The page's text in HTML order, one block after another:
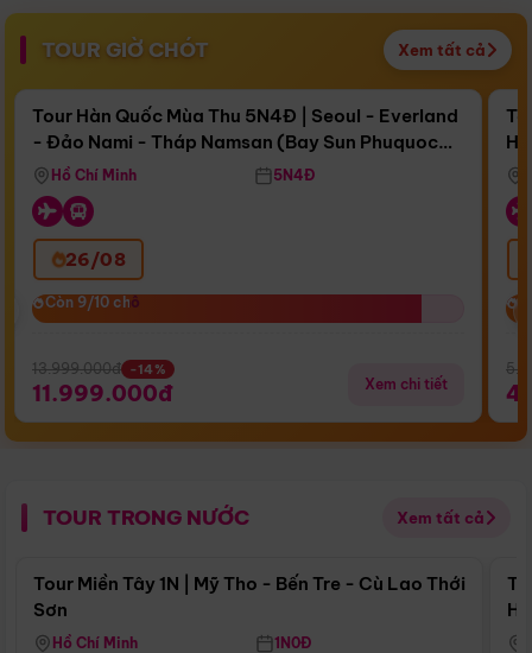
TOUR GIỜ CHÓT Xem tất cả
Còn15 ngày 04:05:14
Bay Sun Phuquoc Airways
Điểm nổi bật
Tour Hàn Quốc Mùa Thu 5N4Đ | Seoul - Everland
- Đảo Nami - Tháp Namsan (Bay Sun Phuquoc
Airways)
Hồ Chí Minh 5N4Đ
26/08
Còn 9/10 chỗ
Còn 9/10 chỗ
13.999.000đ -14%
11.999.000đ Xem chi tiết
TOUR TRONG NƯỚC Xem tất cả
Điểm nổi bật
Tour Miền Tây 1N | Mỹ Tho - Bến Tre - Cù Lao Thới
Sơn
Hồ Chí Minh 1N0Đ